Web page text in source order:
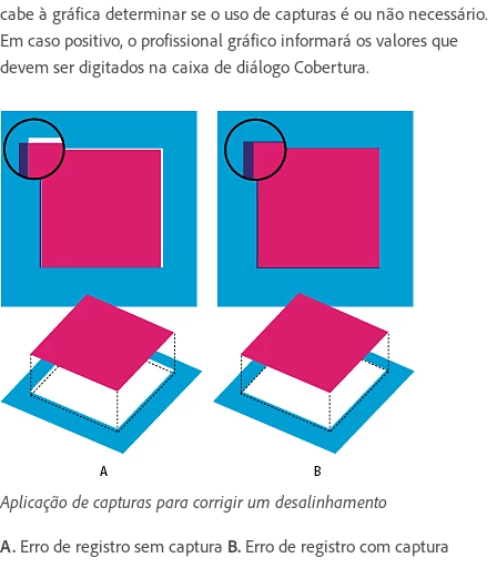
cabe à gráfica determinar se o uso de capturas é ou não necessário.
Em caso positivo, o profissional gráfico informará os valores que
devem ser digitados na caixa de diálogo Cobertura.
Aplicação de capturas para corrigir um desalinhamento
A. Erro de registro sem captura B. Erro de registro com captura